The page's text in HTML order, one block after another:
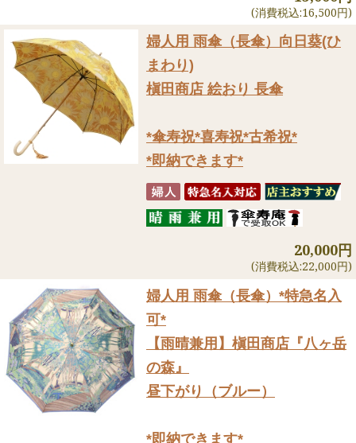
(消費税込:16,500円)
婦人用 雨傘（長傘） 向日葵(ひ
まわり)
槇田商店 絵おり 長傘
*傘寿祝*喜寿祝*古希祝*
*即納できます*
20,000円
(消費税込:22,000円)
婦人用 雨傘（長傘） *特急名入
可*
【雨晴兼用】槇田商店『八ヶ岳
の森』
昼下がり（ブルー）
*即納できます*